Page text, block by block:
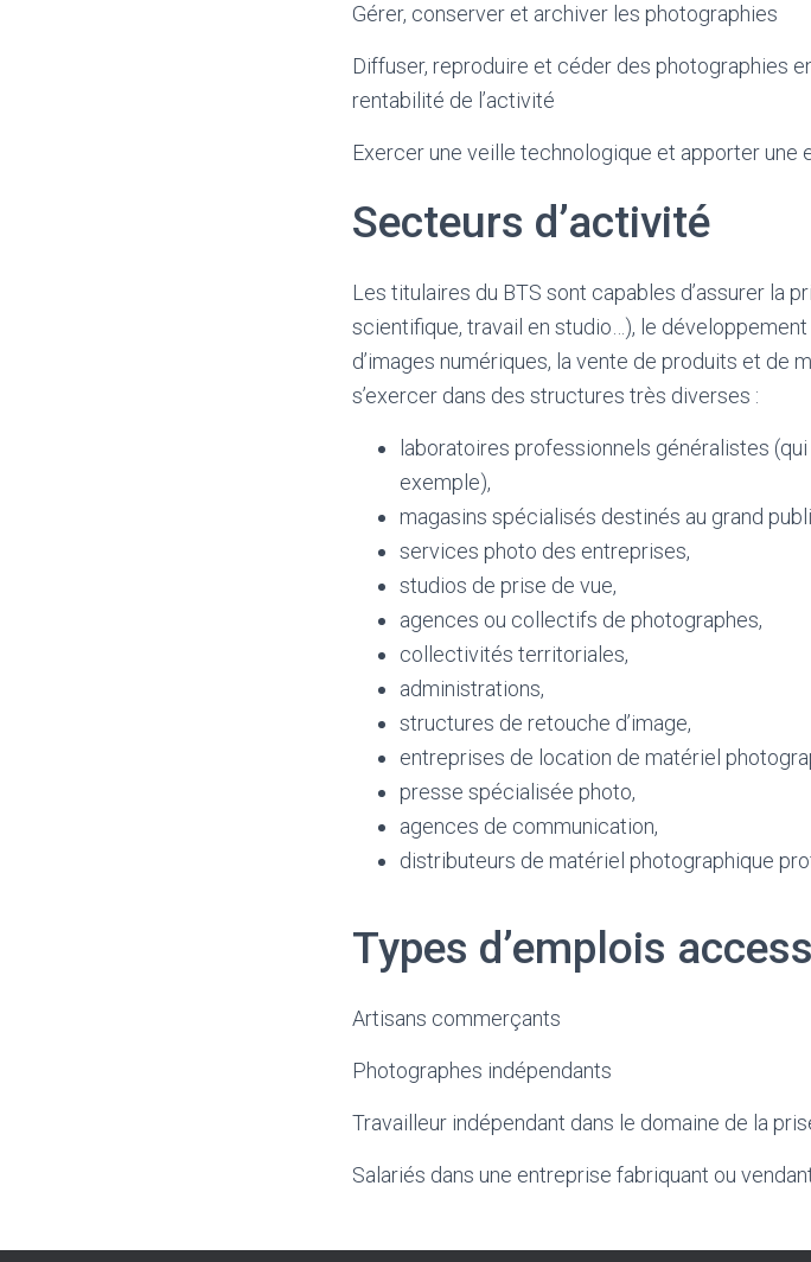
Gérer, conserver et archiver les photographies
Diffuser, reproduire et céder des photographies
rentabilité de l’activité
Exercer une veille technologique et apporter une
Secteurs d’activité
Les titulaires du BTS sont capables d’assurer la
scientifique, travail en studio…), le
d’images numériques, la vente de produits et de
s’exercer dans des structures très diverses :
laboratoires professionnels généralistes
exemple),
magasins spécialisés destinés au grand
services photo des entreprises,
studios de prise de vue,
agences ou collectifs de photographes,
collectivités territoriales,
administrations,
structures de retouche d’image,
entreprises de location de matériel
presse spécialisée photo,
agences de communication,
distributeurs de matériel photographique
Types d’emplois
Artisans commerçants
Photographes indépendants
Travailleur indépendant dans le domaine de la
Salariés dans une entreprise fabriquant ou